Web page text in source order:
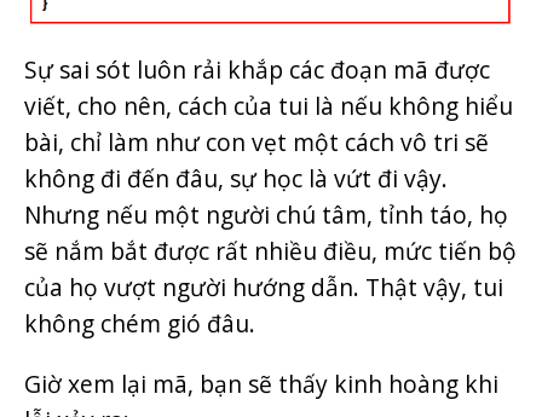
Sự sai sót luôn rải khắp các đoạn mã được
viết, cho nên, cách của tui là nếu không hiểu
bài, chỉ làm như con vẹt một cách vô tri sẽ
không đi đến đâu, sự học là vứt đi vậy.
Nhưng nếu một người chú tâm, tỉnh táo, họ
sẽ nắm bắt được rất nhiều điều, mức tiến bộ
của họ vượt người hướng dẫn. Thật vậy, tui
không chém gió đâu.
Giờ xem lại mã, bạn sẽ thấy kinh hoàng khi